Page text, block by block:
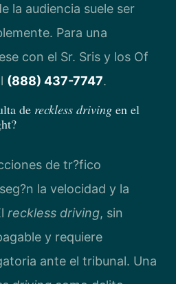
la audiencia suele ser
Para una
con el Sr. Sris y los Of
(888) 437-7747.
de reckless driving en el
de tr?fico
la velocidad y la
reckless driving, sin
y requiere
ante el tribunal. Una